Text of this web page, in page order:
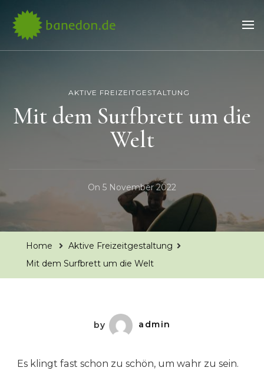
Banedon.de
die coolsten Hobbys und Freizeitaktivitäten
AKTIVE FREIZEITGESTALTUNG
Mit dem Surfbrett um die
Welt
On 5 November 2022
Home
Aktive Freizeitgestaltung
Mit dem Surfbrett um die Welt
by admin
Es klingt fast schon zu schön, um wahr zu sein.